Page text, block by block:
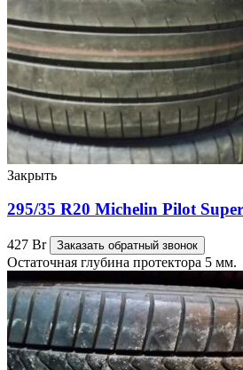
Закрыть
295/35 R20 Michelin Pilot
427 Br Заказать обратный звонок
Остаточная глубина протектора 5 мм.